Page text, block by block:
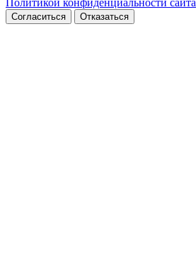
Политикой конфиденциальности сайта
Согласиться Отказаться